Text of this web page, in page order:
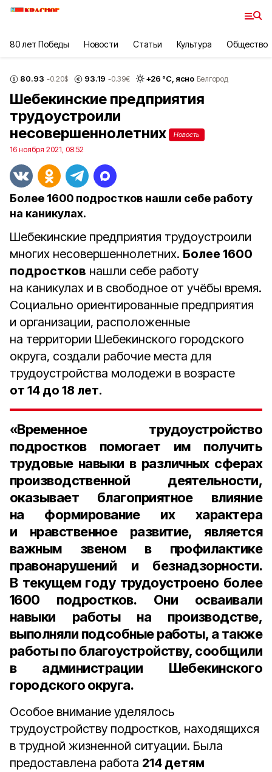
80 лет Победы Новости Статьи Культура Общество
80.93 -0.20$ 93.19 -0.39€ +26 °С, ясно Белгород
Шебекинские предприятия
трудоустроили
несовершеннолетних
Новость
16 ноября 2021, 08:52
Более 1600 подростков нашли себе работу
на каникулах.
Шебекинские предприятия трудоустроили
многих несовершеннолетних. Более 1600
подростков нашли себе работу
на каникулах и в свободное от учёбы время.
Социально ориентированные предприятия
и организации, расположенные
на территории Шебекинского городского
округа, создали рабочие места для
трудоустройства молодежи в возрасте
от 14 до 18 лет.
«Временное трудоустройство
подростков помогает им получить
трудовые навыки в различных сферах
производственной деятельности,
оказывает благоприятное влияние
на формирование их характера
и нравственное развитие, является
важным звеном в профилактике
правонарушений и безнадзорности.
В текущем году трудоустроено более
1600 подростков.
Они осваивали
навыки работы на производстве,
выполняли подсобные работы, а также
работы по благоустройству, сообщили
в администрации Шебекинского
городского округа.
Особое внимание уделялось
трудоустройству подростков, находящихся
в трудной жизненной ситуации. Была
предоставлена работа 214 детям